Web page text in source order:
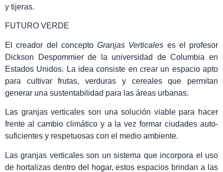
y tijeras.
FUTURO VERDE
El creador del concepto Granjas Verticales es el profesor
Dickson Despommier de la universidad de Columbia en
Estados Unidos. La idea consiste en crear un espacio apto
para cultivar frutas, verduras y cereales que permitan
generar una sustentabilidad para las áreas urbanas.
Las granjas verticales son una solución viable para hacer
frente al cambio climático y a la vez formar ciudades auto-
suficientes y respetuosas con el medio ambiente.
Las granjas verticales son un sistema que incorpora el uso
de hortalizas dentro del hogar, estos espacios brindan a las